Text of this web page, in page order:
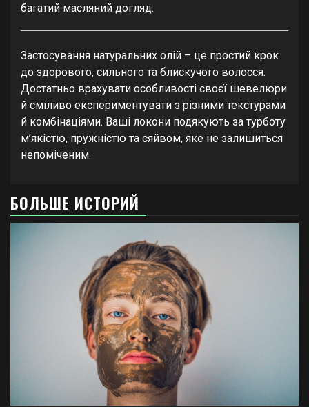
багатий масляний догляд.
Застосування натуральних олій – це простий крок
до здорового, сильного та блискучого волосся.
Достатньо врахувати особливості своєї шевелюри
й сміливо експериментувати з різними текстурами
й комбінаціями. Ваші локони подякують за турботу
м’якістю, пружністю та сяйвом, яке не залишиться
непоміченим.
БОЛЬШЕ ИСТОРИЙ